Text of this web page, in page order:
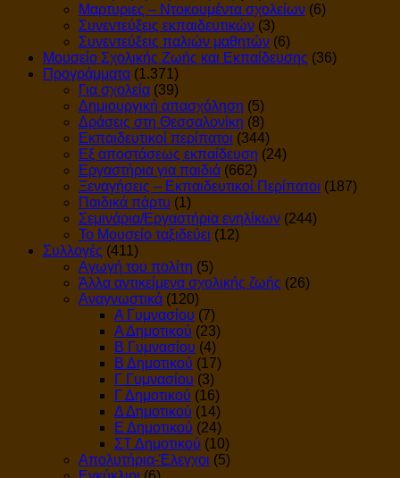
Μαρτυριες – Ντοκουμέντα σχολείων (6)
Συνεντεύξεις εκπαιδευτικών (3)
Συνεντεύξεις παλιών μαθητών (6)
Μουσείο Σχολικής Ζωής και Εκπαίδευσης (36)
Προγράμματα (1.371)
Για σχολεία (39)
Δημιουργική απασχόληση (5)
Δράσεις στη Θεσσαλονίκη (8)
Εκπαιδευτικοί περίπατοι (344)
Εξ αποστάσεως εκπαίδευση (24)
Εργαστήρια για παιδιά (662)
Ξεναγήσεις – Εκπαιδευτικοί Περίπατοι (187)
Παιδικά πάρτυ (1)
Σεμινάρια/Εργαστήρια ενηλίκων (244)
Το Μουσείο ταξιδεύει (12)
Συλλογές (411)
Αγωγή του πολίτη (5)
Άλλα αντικείμενα σχολικής ζωής (26)
Αναγνωστικά (120)
Α Γυμνασίου (7)
Α Δημοτικού (23)
Β Γυμνασίου (4)
Β Δημοτικού (17)
Γ Γυμνασίου (3)
Γ Δημοτικού (16)
Δ Δημοτικού (14)
Ε Δημοτικού (24)
ΣΤ Δημοτικού (10)
Απολυτήρια-Έλεγχοι (5)